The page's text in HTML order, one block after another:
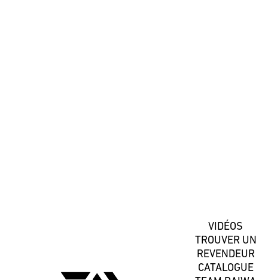
VIDÉOS
TROUVER UN
REVENDEUR
CATALOGUE